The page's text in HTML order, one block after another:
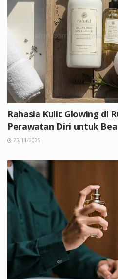
Rahasia Kulit Glowing di
Perawatan Diri untuk
23/11/2025